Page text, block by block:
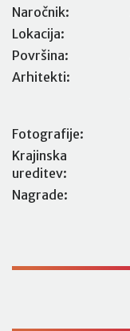
Naročnik:
Lokacija:
Površina:
Arhitekti:
Fotografije:
Krajinska
ureditev:
Nagrade: